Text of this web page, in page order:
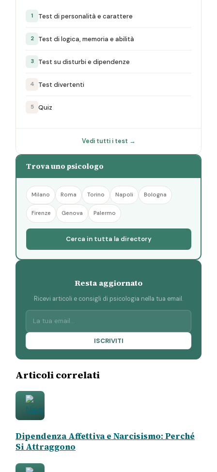
1 Test di personalità e carattere
2 Test di logica, memoria e abilità
3 Test su disturbi e dipendenze
4 Test divertenti
5 Quiz
Vedi tutti i test →
Trova uno psicologo
Milano Roma Torino Napoli Bologna
Firenze Genova Palermo
Cerca in tutta la directory
Resta aggiornato
Ricevi articoli e consigli di psicologia nella tua email.
ISCRIVITI
Articoli correlati
Dipendenza Affettiva e Narcisismo: Perché
Si Attraggono